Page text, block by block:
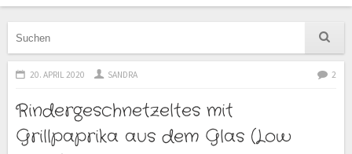
20. APRIL 2020 SANDRA 2
Rindergeschnetzeltes mit
Grillpaprika aus dem Glas (Low